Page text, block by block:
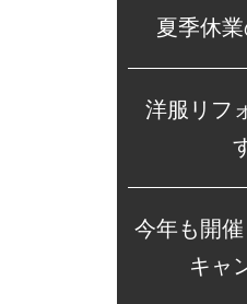
夏季休
洋服リフ
今年も開
キャ